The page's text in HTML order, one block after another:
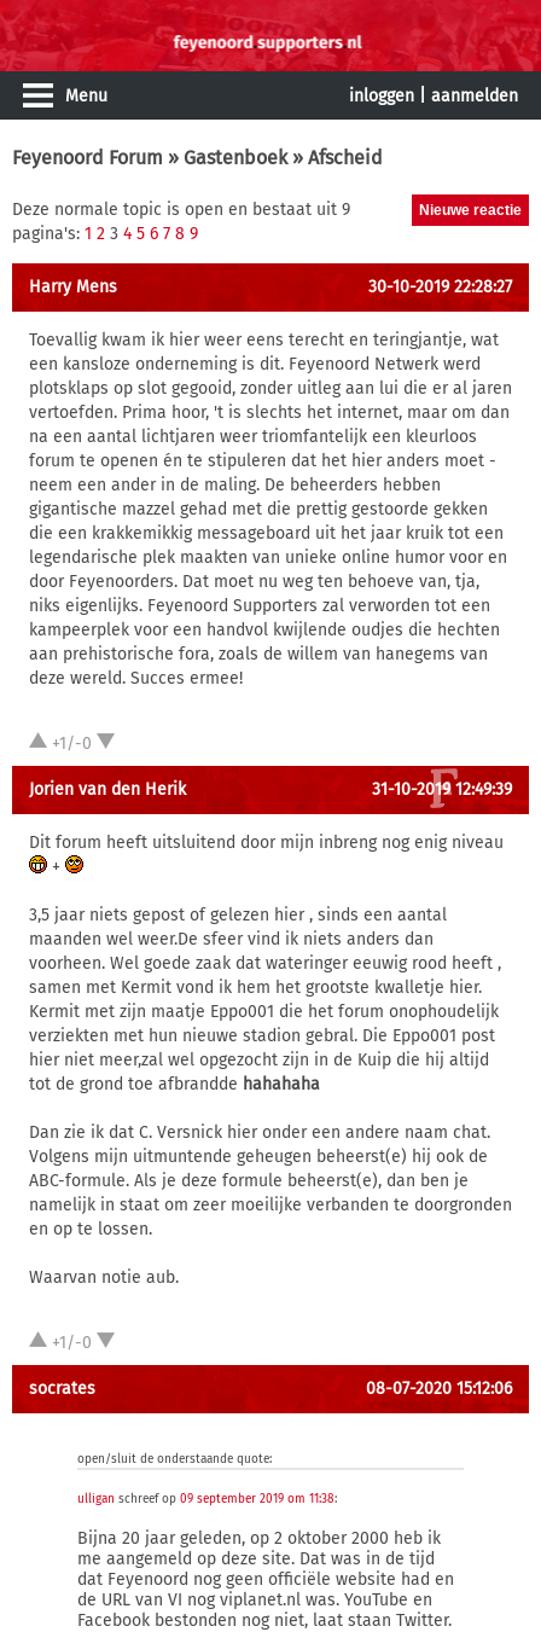
Menu inloggen aanmelden
Feyenoord Forum » Gastenboek» Afscheid
Deze normale topic is open en bestaat uit 9
pagina's: 1 2 3 4 5 6 7 8 9
Harry Mens 30-10-2019 22:28:27
Toevallig kwam ik hier weer eens terecht en teringjantje, wat
een kansloze onderneming is dit. Feyenoord Netwerk werd
plotsklaps op slot gegooid, zonder uitleg aan lui die er al jaren
vertoefden. Prima hoor, 't is slechts het internet, maar om dan
na een aantal lichtjaren weer triomfantelijk een kleurloos
forum te openen én te stipuleren dat het hier anders moet -
neem een ander in de maling. De beheerders hebben
gigantische mazzel gehad met die prettig gestoorde gekken
die een krakkemikkig messageboard uit het jaar kruik tot een
legendarische plek maakten van unieke online humor voor en
door Feyenoorders. Dat moet nu weg ten behoeve van, tja,
niks eigenlijks. Feyenoord Supporters zal verworden tot een
kampeerplek voor een handvol kwijlende oudjes die hechten
aan prehistorische fora, zoals de willem van hanegems van
deze wereld. Succes ermee!
+1/-0
Jorien van den Herik 31-10-2019 12:49:39
Dit forum heeft uitsluitend door mijn inbreng nog enig niveau
+
3,5 jaar niets gepost of gelezen hier , sinds een aantal
maanden wel weer.De sfeer vind ik niets anders dan
voorheen. Wel goede zaak dat wateringer eeuwig rood heeft ,
samen met Kermit vond ik hem het grootste kwalletje hier.
Kermit met zijn maatje Eppo001 die het forum onophoudelijk
verziekten met hun nieuwe stadion gebral. Die Eppo001 post
hier niet meer,zal wel opgezocht zijn in de Kuip die hij altijd
tot de grond toe afbrandde hahahaha
Dan zie ik dat C. Versnick hier onder een andere naam chat.
Volgens mijn uitmuntende geheugen beheerst(e) hij ook de
ABC-formule. Als je deze formule beheerst(e), dan ben je
namelijk in staat om zeer moeilijke verbanden te doorgronden
en op te lossen.
Waarvan notie aub.
+1/-0
socrates 08-07-2020 15:12:06
open/sluit de onderstaande quote:
ulligan schreef op 09 september 2019 om 11:38:
Bijna 20 jaar geleden, op 2 oktober 2000 heb ik
me aangemeld op deze site. Dat was in de tijd
dat Feyenoord nog geen officiële website had en
de URL van VI nog viplanet.nl was. YouTube en
Facebook bestonden nog niet, laat staan Twitter.